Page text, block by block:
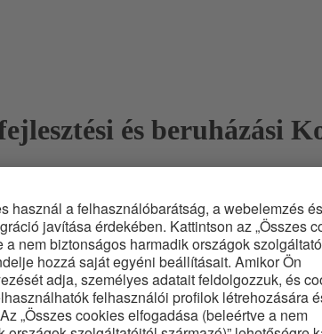
és beruházási
növeléséhez
a XXIII. Közlekedésfejlesztési és beruházási